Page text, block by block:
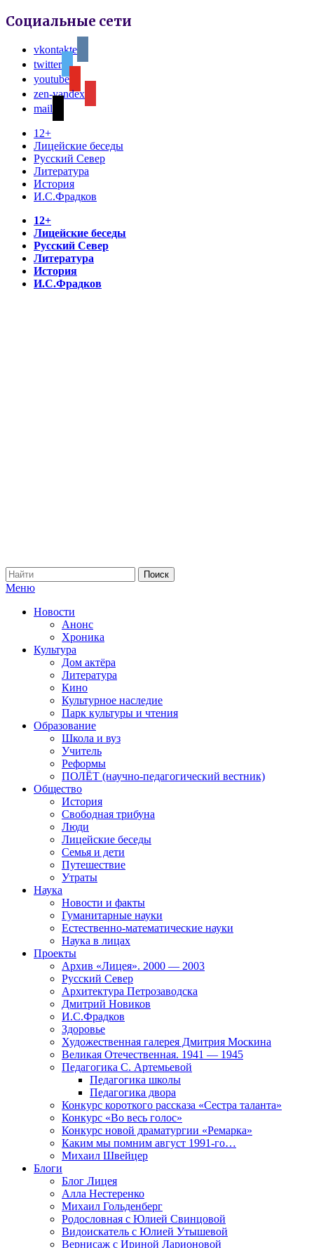
Социальные сети
vkontakte
twitter
youtube
zen-yandex
mail
12+
Лицейские беседы
Русский Север
Литература
История
И.С.Фрадков
12+
Лицейские беседы
Русский Север
Литература
История
И.С.Фрадков
Меню
Новости
Анонс
Хроника
Культура
Дом актёра
Литература
Кино
Культурное наследие
Парк культуры и чтения
Образование
Школа и вуз
Учитель
Реформы
ПОЛЁТ (научно-педагогический вестник)
Общество
История
Свободная трибуна
Люди
Лицейские беседы
Семья и дети
Путешествие
Утраты
Наука
Новости и факты
Гуманитарные науки
Естественно-математические науки
Наука в лицах
Проекты
Архив «Лицея». 2000 — 2003
Русский Север
Архитектура Петрозаводска
Дмитрий Новиков
И.С.Фрадков
Здоровье
Художественная галерея Дмитрия Москина
Великая Отечественная. 1941 — 1945
Педагогика С. Артемьевой
Педагогика школы
Педагогика двора
Конкурс короткого рассказа «Сестра таланта»
Конкурс «Во весь голос»
Конкурс новой драматургии «Ремарка»
Каким мы помним август 1991-го…
Михаил Швейцер
Блоги
Блог Лицея
Алла Нестеренко
Михаил Гольденберг
Родословная с Юлией Свинцовой
Видоискатель с Юлией Утышевой
Вернисаж с Ириной Ларионовой